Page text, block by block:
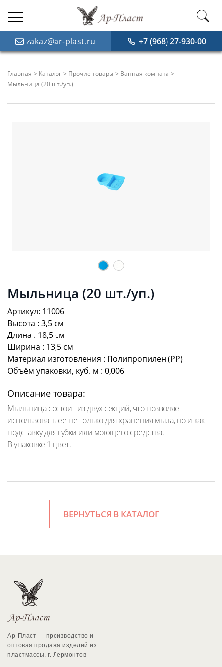
zakaz@ar-plast.ru +7 (968) 27-930-00
Главная Каталог Прочие товары
Ванная комната
Мыльница (20 шт./уп.)
Мыльница (20 шт./уп.)
Артикул: 11006
Высота : 3,5 см
Длина : 18,5 см
Ширина : 13,5 см
Материал изготовления : Полипропилен (PP)
Объём упаковки, куб. м : 0,006
Описание товара:
Мыльница состоит из двух секций, что позволяет
использовать её не только для хранения мыла, но и как
подставку для губки или моющего средства.
В упаковке 1 цвет.
ВЕРНУТЬСЯ В КАТАЛОГ
Ар-Пласт — производство и
оптовая продажа изделий из
пластмассы. г. Лермонтов